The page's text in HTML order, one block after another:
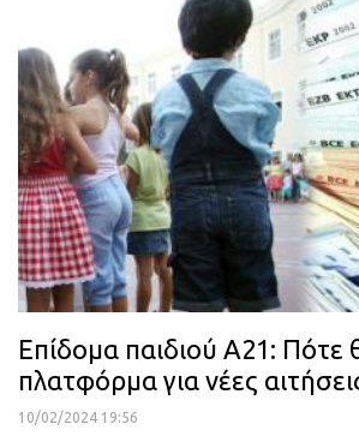
Επίδομα παιδιού Α21: Πότε
πλατφόρμα για νέες
10/02/2024 19:56